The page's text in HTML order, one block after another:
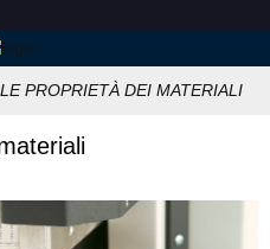
PROPRIETÀ DEI MATERIALI